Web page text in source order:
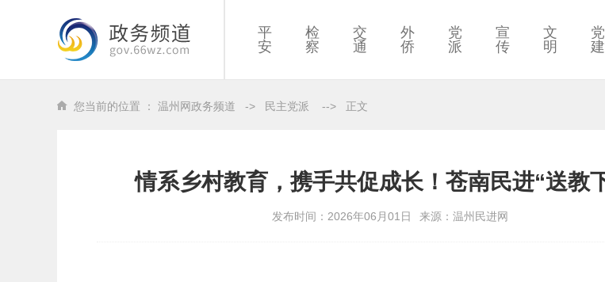
平
安
检
察
交
通
外
侨
党
派
宣
传
文
明
党
建
您当前的位置 ： 温州网政务频道 -> 民主党派 --> 正文
情系乡村教育，携手共促成长！苍南民进“送教
发布时间：2026年06月01日 来源：温州民进网